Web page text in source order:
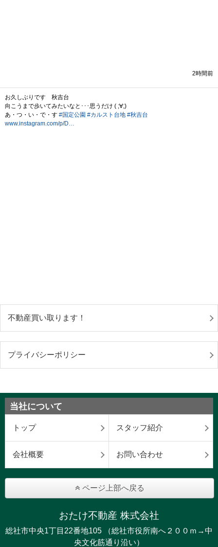
不動産買い取ります！
プライバシーポリシー
当社について
トップ スタッフ紹介
会社概要 お問い合わせ
ページ上部へ戻る
おたけ不動産 株式会社
総社市中央1丁目22番地105 （総社市役所南へ２００ｍ→中
央文化筋通り沿い）